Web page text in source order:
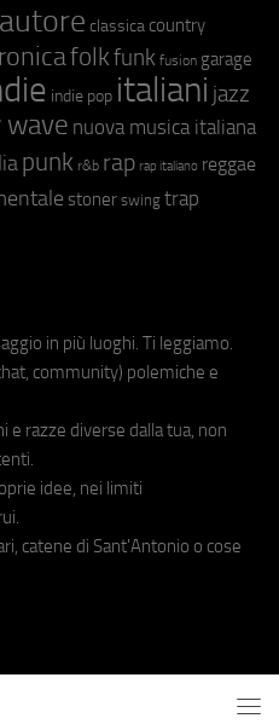
classica country
folkfunk fusion garage
indie pop italiani jazz
wave nuova musica italiana
punk r&b rap rap italiano reggae
stoner swing trap
in più luoghi. Ti leggiamo.
community) polemiche e
e razze diverse dalla tua, non
idee, nei limiti
catene di Sant'Antonio o cose